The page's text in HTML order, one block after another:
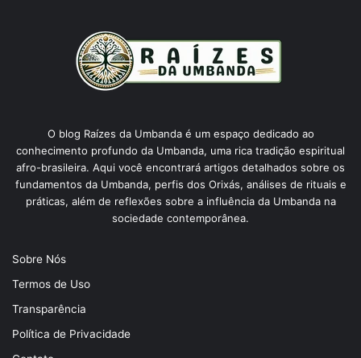
O blog Raízes da Umbanda é um espaço dedicado ao
conhecimento profundo da Umbanda, uma rica tradição espiritual
afro-brasileira. Aqui você encontrará artigos detalhados sobre os
fundamentos da Umbanda, perfis dos Orixás, análises de rituais e
práticas, além de reflexões sobre a influência da Umbanda na
sociedade contemporânea.
Sobre Nós
Termos de Uso
Transparência
Política de Privacidade